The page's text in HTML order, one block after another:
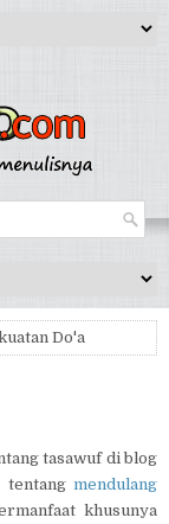
Do'a
tasawuf di blog
tentang mendulang
khusunya